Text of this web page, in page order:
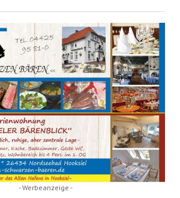
- Werbeanzeige -